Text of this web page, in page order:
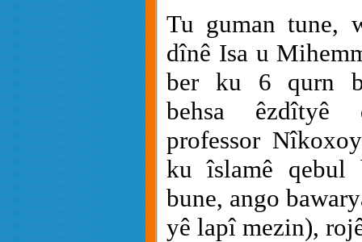
Tu guman tune,
dînê Isa u
ber ku 6 qurn
behsa
professor
ku îslamê
bune, ango
yê lapî mezin),